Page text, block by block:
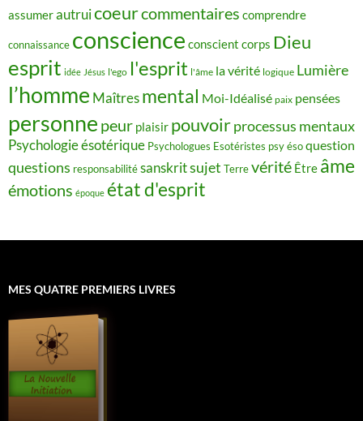
assumerautruicoeurcommentaires comprendre
connaissance conscience conscient corps Dieu
esprit idée Jésus l'ego l'esprit l'âme la vérité logique Lumière
l’homme Maîtres mental Moi-Idéalisé paix pensées
personne peur plaisir pouvoirprocessus mentaux
Psychologie ésotérique Psychologues Esotéristes psy ésoquestion
questions responsabilitésanskritsujet Terrevérité Être âme
émotions époque état d'esprit
MES QUATRE PREMIERS LIVRES